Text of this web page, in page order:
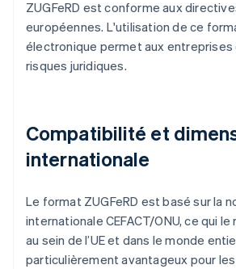
ZUGFeRD est conforme aux
européennes. L'utilisation de ce
électronique permet aux entreprises
risques juridiques.
Compatibilité et
internationale
Le format ZUGFeRD est basé sur la
internationale CEFACT/ONU, ce qui
au sein de l’UE et dans le monde
particulièrement avantageux pour